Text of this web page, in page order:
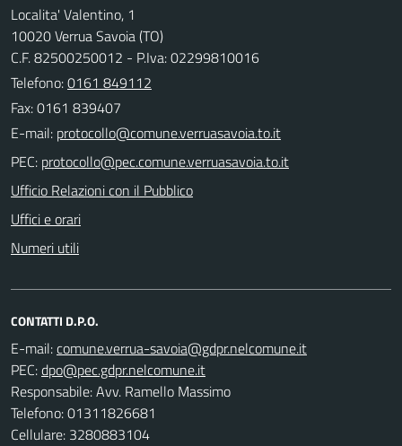
Localita' Valentino, 1
10020 Verrua Savoia (TO)
C.F. 82500250012 - P.Iva: 02299810016
Telefono:0161 849112
Fax: 0161 839407
E-mail:
PEC:
Ufficio Relazioni con il Pubblico
Uffici e orari
Numeri utili
CONTATTI D.P.O.
E-mail:
PEC:
Responsabile: Avv. Ramello Massimo
Telefono: 01311826681
Cellulare: 3280883104